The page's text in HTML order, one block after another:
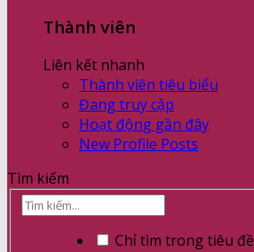
Thành viên
Liên kết nhanh
Thành viên tiêu biểu
Đang truy cập
Hoạt động gần đây
New Profile Posts
Tìm kiếm
Chỉ tìm trong tiêu đề